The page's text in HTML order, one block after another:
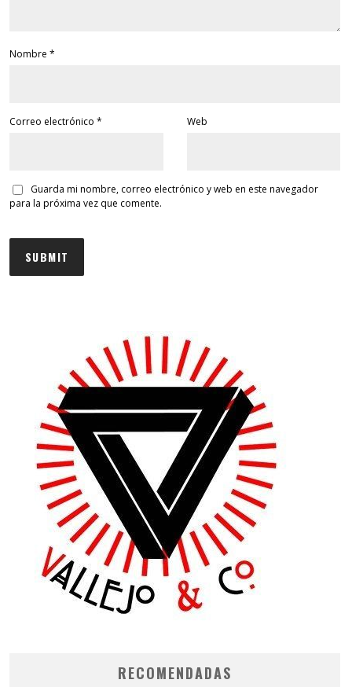
Nombre *
Correo electrónico * Web
Guarda mi nombre, correo electrónico y web en este navegador
para la próxima vez que comente.
RECOMENDADAS